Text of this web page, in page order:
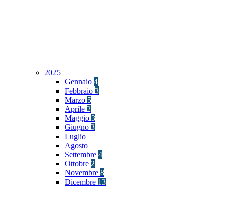
2025
Gennaio 4
Febbraio 3
Marzo 5
Aprile 2
Maggio 3
Giugno 3
Luglio
Agosto
Settembre 4
Ottobre 2
Novembre 8
Dicembre 13